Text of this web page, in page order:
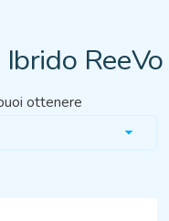
ReeVo
ottenere